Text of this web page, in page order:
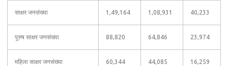
साक्षर जनसंख्या 1,49,164 1,08,931 40,233
पुरुष साक्षर जनसंख्या 88,820 64,846 23,974
महिला साक्षर जनसंख्या 60,344 44,085 16,259